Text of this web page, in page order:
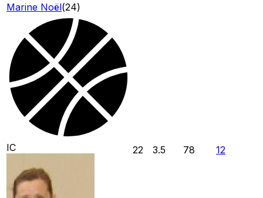
Marine Noël(24)
IC 22 3.5 78 12